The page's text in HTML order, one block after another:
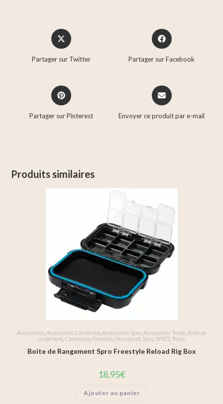
Partager sur Twitter Partager sur Facebook
Partager sur Pinterest Envoyer ce produit par e-mail
Produits similaires
Accessoires Accessoires Carnassier, Accessoires Spro Accessoires Truite Boîte de
rangement Carnassier, Freestyle Non classé Spro SPRO Truite
Boite de Rangement Spro Freestyle Reload Rig Box
18,95€
Ajouter au panier